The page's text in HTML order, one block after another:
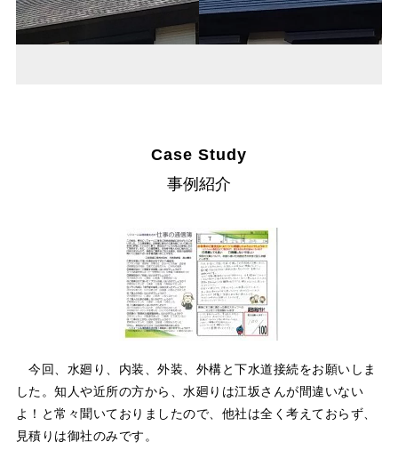
Case Study
事例紹介
今回、水廻り、内装、外装、外構と下水道接続をお願いしま
した。知人や近所の方から、水廻りは江坂さんが間違いない
よ！と常々聞いておりましたので、他社は全く考えておらず、
見積りは御社のみです。